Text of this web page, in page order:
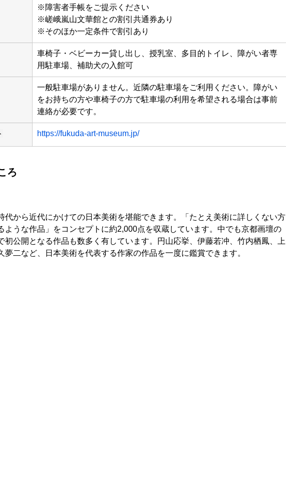
※障害者手帳をご提示ください
※嵯峨嵐山文華館との割引共通券あり
※そのほか一定条件で割引あり
車椅子・ベビーカー貸し出し、授乳室、多目的トイレ、障がい者専
用駐車場、補助犬の入館可
一般駐車場がありません。近隣の駐車場をご利用ください。障がい
をお持ちの方や車椅子の方で駐車場の利用を希望される場合は事前
連絡が必要です。
https://fukuda-art-museum.jp/
ろ
代から近代にかけての日本美術を堪能できます。「たとえ美術に詳しくない方
ような作品」をコンセプトに約2,000点を収蔵しています。中でも京都画壇の
初公開となる作品も数多く有しています。円山応挙、伊藤若冲、竹内栖鳳、上
夢二など、日本美術を代表する作家の作品を一度に鑑賞できます。